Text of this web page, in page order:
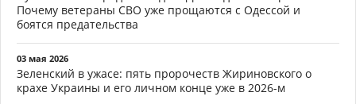
Почему ветераны СВО уже прощаются с Одессой и
боятся предательства
03 мая 2026
Зеленский в ужасе: пять пророчеств Жириновского о
крахе Украины и его личном конце уже в 2026-м